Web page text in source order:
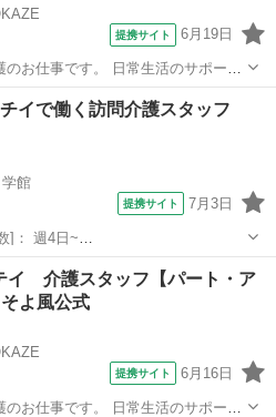
提携サイト 6月19日
お仕事です。 日常生活のサポート
移乗など）をはじめ、レクリエー
どの書類作成、送迎業務など幅広
がら...
イで働く訪問介護スタッフ
館
提携サイト 7月3日
09:00~17:00/10:00~18:00 月/
ャー
イ 介護スタッフ【パート・ア
よ風公式
提携サイト 6月16日
お仕事です。 日常生活のサポート